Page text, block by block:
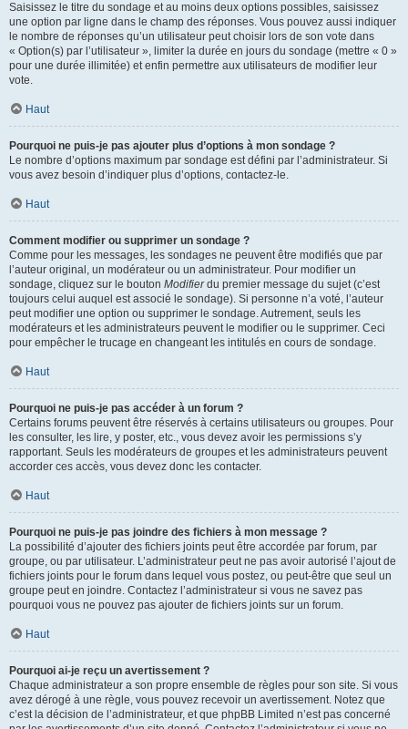
Saisissez le titre du sondage et au moins deux options possibles, saisissez
une option par ligne dans le champ des réponses. Vous pouvez aussi indiquer
le nombre de réponses qu’un utilisateur peut choisir lors de son vote dans
« Option(s) par l’utilisateur », limiter la durée en jours du sondage (mettre « 0 »
pour une durée illimitée) et enfin permettre aux utilisateurs de modifier leur
vote.
Haut
Pourquoi ne puis-je pas ajouter plus d’options à mon sondage ?
Le nombre d’options maximum par sondage est défini par l’administrateur. Si
vous avez besoin d’indiquer plus d’options, contactez-le.
Haut
Comment modifier ou supprimer un sondage ?
Comme pour les messages, les sondages ne peuvent être modifiés que par
l’auteur original, un modérateur ou un administrateur. Pour modifier un
sondage, cliquez sur le bouton Modifierdu premier message du sujet (c’est
toujours celui auquel est associé le sondage). Si personne n’a voté, l’auteur
peut modifier une option ou supprimer le sondage. Autrement, seuls les
modérateurs et les administrateurs peuvent le modifier ou le supprimer. Ceci
pour empêcher le trucage en changeant les intitulés en cours de sondage.
Haut
Pourquoi ne puis-je pas accéder à un forum ?
Certains forums peuvent être réservés à certains utilisateurs ou groupes. Pour
les consulter, les lire, y poster, etc., vous devez avoir les permissions s’y
rapportant. Seuls les modérateurs de groupes et les administrateurs peuvent
accorder ces accès, vous devez donc les contacter.
Haut
Pourquoi ne puis-je pas joindre des fichiers à mon message ?
La possibilité d’ajouter des fichiers joints peut être accordée par forum, par
groupe, ou par utilisateur. L’administrateur peut ne pas avoir autorisé l’ajout de
fichiers joints pour le forum dans lequel vous postez, ou peut-être que seul un
groupe peut en joindre. Contactez l’administrateur si vous ne savez pas
pourquoi vous ne pouvez pas ajouter de fichiers joints sur un forum.
Haut
Pourquoi ai-je reçu un avertissement ?
Chaque administrateur a son propre ensemble de règles pour son site. Si vous
avez dérogé à une règle, vous pouvez recevoir un avertissement. Notez que
c’est la décision de l’administrateur, et que phpBB Limited n’est pas concerné